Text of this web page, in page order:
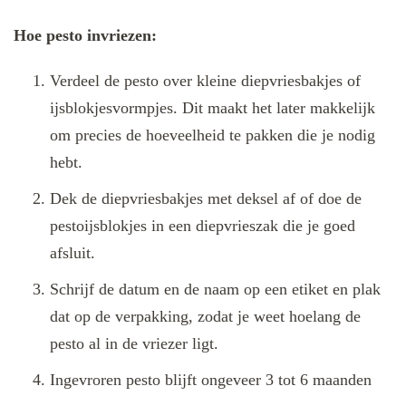
Hoe pesto invriezen:
Verdeel de pesto over kleine diepvriesbakjes of
ijsblokjesvormpjes. Dit maakt het later makkelijk
om precies de hoeveelheid te pakken die je nodig
hebt.
Dek de diepvriesbakjes met deksel af of doe de
pestoijsblokjes in een diepvrieszak die je goed
afsluit.
Schrijf de datum en de naam op een etiket en plak
dat op de verpakking, zodat je weet hoelang de
pesto al in de vriezer ligt.
Ingevroren pesto blijft ongeveer 3 tot 6 maanden